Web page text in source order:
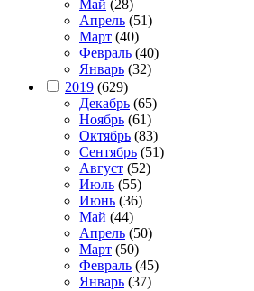
Май (28)
Апрель (51)
Март (40)
Февраль (40)
Январь (32)
2019 (629)
Декабрь (65)
Ноябрь (61)
Октябрь (83)
Сентябрь (51)
Август (52)
Июль (55)
Июнь (36)
Май (44)
Апрель (50)
Март (50)
Февраль (45)
Январь (37)